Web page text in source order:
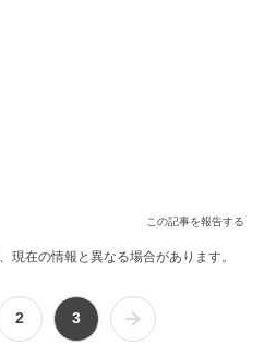
この記事を報告する
在の情報と異なる場合があります。
2 3